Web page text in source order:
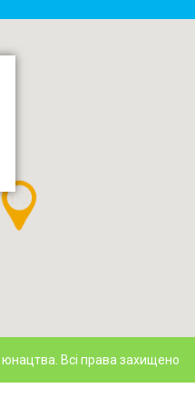
Всі права захищено